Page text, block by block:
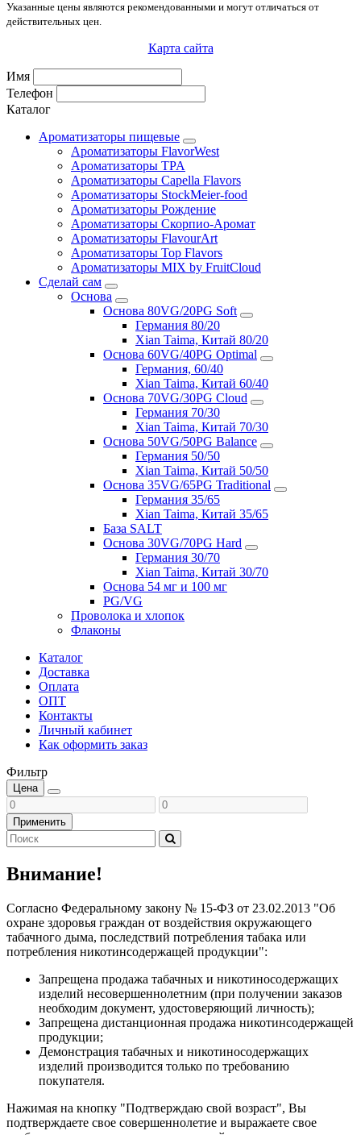
Указанные цены являются рекомендованными и могут отличаться от
действительных цен.
Карта сайта
Имя
Телефон
Каталог
Ароматизаторы пищевые
Ароматизаторы FlavorWest
Ароматизаторы TPA
Ароматизаторы Capella Flavors
Ароматизаторы StockMeier-food
Ароматизаторы Рождение
Ароматизаторы Скорпио-Аромат
Ароматизаторы FlavourArt
Ароматизаторы Top Flavors
Ароматизаторы MIX by FruitCloud
Сделай сам
Основа
Основа 80VG/20PG Soft
Германия 80/20
Xian Taima, Китай 80/20
Основа 60VG/40PG Optimal
Германия, 60/40
Xian Taima, Китай 60/40
Основа 70VG/30PG Cloud
Германия 70/30
Xian Taima, Китай 70/30
Основа 50VG/50PG Balance
Германия 50/50
Xian Taima, Китай 50/50
Основа 35VG/65PG Traditional
Германия 35/65
Xian Taima, Китай 35/65
База SALT
Основа 30VG/70PG Hard
Германия 30/70
Xian Taima, Китай 30/70
Основа 54 мг и 100 мг
PG/VG
Проволока и хлопок
Флаконы
Каталог
Доставка
Оплата
ОПТ
Контакты
Личный кабинет
Как оформить заказ
Фильтр
Цена
Применить
Внимание!
Согласно Федеральному закону № 15-ФЗ от 23.02.2013 "Об
охране здоровья граждан от воздействия окружающего
табачного дыма, последствий потребления табака или
потребления никотинсодержащей продукции":
Запрещена продажа табачных и никотиносодержащих
изделий несовершеннолетним (при получении заказов
необходим документ, удостоверяющий личность);
Запрещена дистанционная продажа никотинсодержащей
продукции;
Демонстрация табачных и никотиносодержащих
изделий производится только по требованию
покупателя.
Нажимая на кнопку "Подтверждаю свой возраст", Вы
подтверждаете свое совершеннолетие и выражаете свое